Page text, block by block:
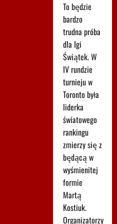
To będzie
bardzo
trudna próba
dla Igi
Świątek. W
IV rundzie
turnieju w
Toronto była
liderka
światowego
rankingu
zmierzy się z
będącą w
wyśmienitej
formie
Martą
Kostiuk.
Organizatorzy